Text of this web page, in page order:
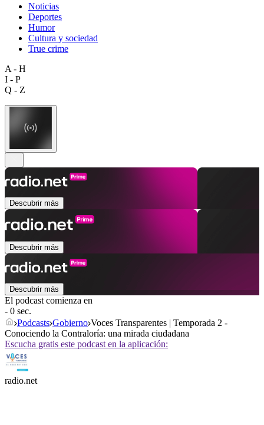
Noticias
Deportes
Humor
Cultura y sociedad
True crime
A - H
I - P
Q - Z
Descubrir más
Descubrir más
Descubrir más
El podcast comienza en
- 0 sec.
Podcasts Gobierno Voces Transparentes | Temporada 2 -
Conociendo la Contraloría: una mirada ciudadana
Escucha gratis este podcast en la aplicación:
radio.net